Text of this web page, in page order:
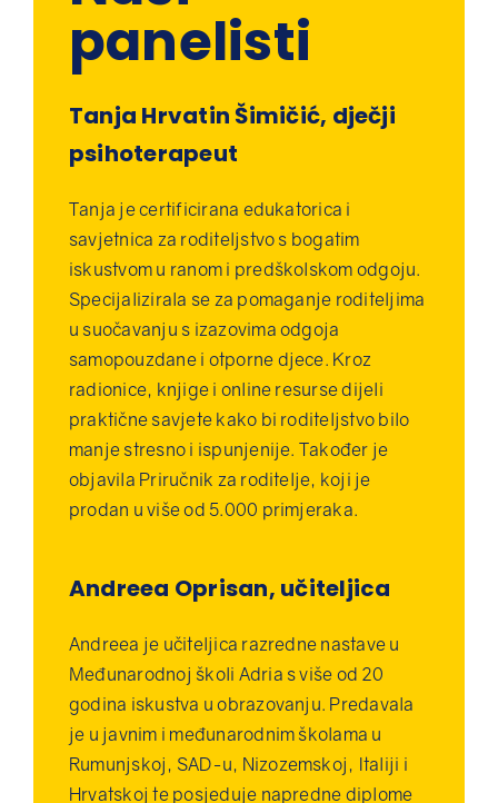
panelisti
Tanja Hrvatin Šimičić, dječji
psihoterapeut
Tanja je certificirana edukatorica i
savjetnica za roditeljstvo s bogatim
iskustvom u ranom i predškolskom odgoju.
Specijalizirala se za pomaganje roditeljima
u suočavanju s izazovima odgoja
samopouzdane i otporne djece. Kroz
radionice, knjige i online resurse dijeli
praktične savjete kako bi roditeljstvo bilo
manje stresno i ispunjenije. Također je
objavila Priručnik za roditelje, koji je
prodan u više od 5.000 primjeraka.
Andreea Oprisan, učiteljica
Andreea je učiteljica razredne nastave u
Međunarodnoj školi Adria s više od 20
godina iskustva u obrazovanju. Predavala
je u javnim i međunarodnim školama u
Rumunjskoj, SAD-u, Nizozemskoj, Italiji i
Hrvatskoj te posjeduje napredne diplome